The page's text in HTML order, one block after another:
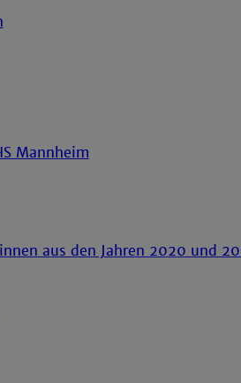
Mannheim
aus den Jahren 2020 und